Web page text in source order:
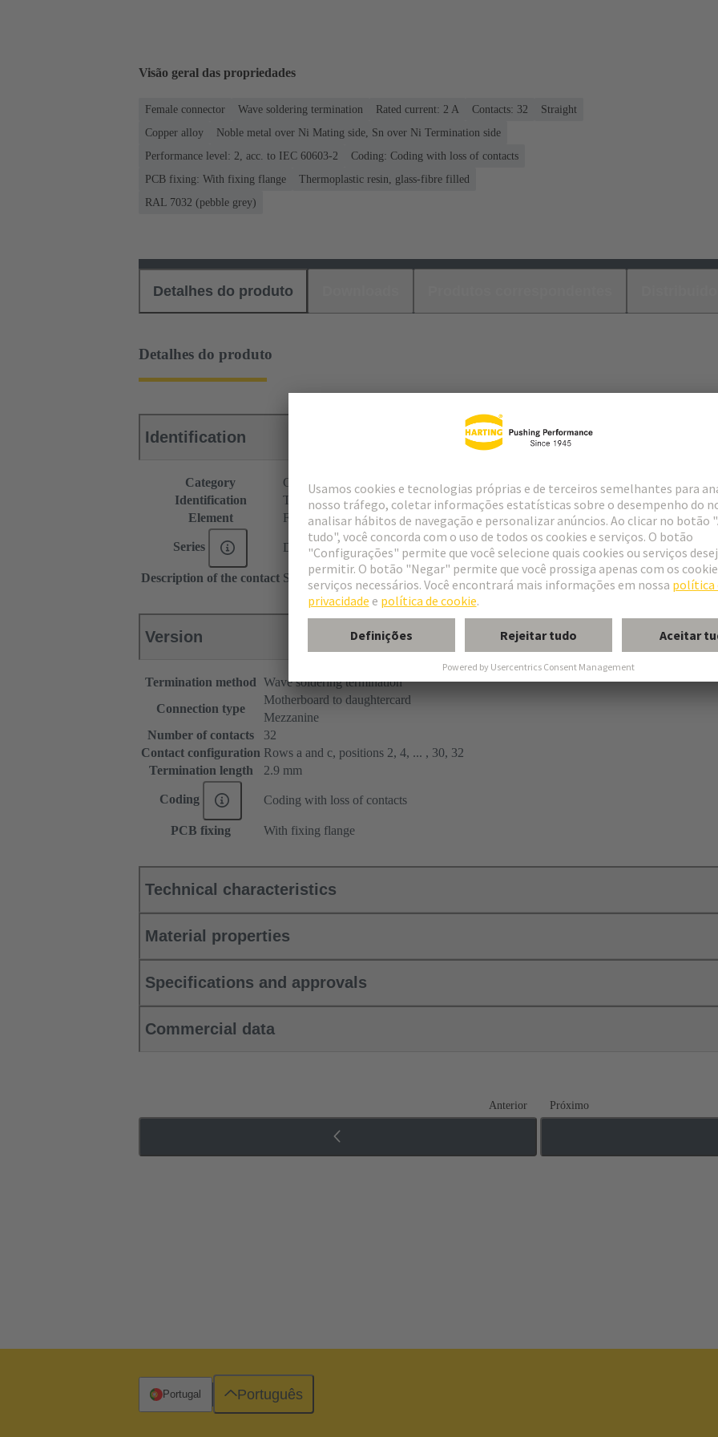
Visão geral das propriedades
Female connector Wave soldering termination Rated current: ‌2 A Contacts: 32
Straight
Copper alloy
Noble metal over Ni Mating side, Sn over Ni Termination side
Performance level: 2, acc. to IEC 60603-2
Coding: Coding with loss of contacts
PCB fixing: With fixing flange
Thermoplastic resin, glass-fibre filled
RAL 7032 (pebble grey)
Detalhes do produto
Detalhes do produto
Identification
Category
Connectors
Identification
Type C
Element
Female connector
Series DIN 41612
Description of the contact Straight
Version
Termination method Wave soldering termination
Connection type
Motherboard to daughtercard
Mezzanine
Number of contacts
32
Contact configuration Rows a and c, positions 2, 4, ... , 30, 32
Termination length
2.9 mm
Coding Coding with loss of contacts
PCB fixing With fixing flange
Technical characteristics
Material properties
Specifications and approvals
Commercial data
Anterior Próximo
Portugal Português